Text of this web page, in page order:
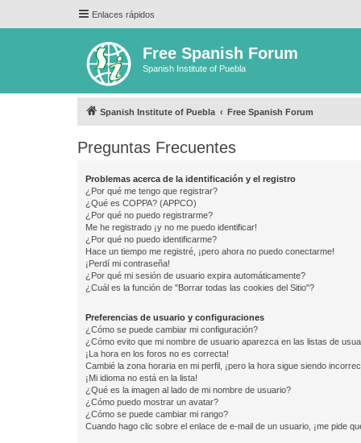
Enlaces rápidos
Free Spanish Forum
Spanish Institute of Puebla
Spanish Institute of Puebla Free Spanish Forum
Preguntas Frecuentes
Problemas acerca de la identificación y el registro
¿Por qué me tengo que registrar?
¿Qué es COPPA? (APPCO)
¿Por qué no puedo registrarme?
Me he registrado ¡y no me puedo identificar!
¿Por qué no puedo identificarme?
Hace un tiempo me registré, ¡pero ahora no puedo conectarme!
¡Perdí mi contraseña!
¿Por qué mi sesión de usuario expira automáticamente?
¿Cuál es la función de "Borrar todas las cookies del Sitio"?
Preferencias de usuario y configuraciones
¿Cómo se puede cambiar mi configuración?
¿Cómo evito que mi nombre de usuario aparezca en las listas de
¡La hora en los foros no es correcta!
Cambié la zona horaria en mi perfil, ¡pero la hora sigue siendo
¡Mi idioma no está en la lista!
¿Qué es la imagen al lado de mi nombre de usuario?
¿Cómo puedo mostrar un avatar?
¿Cómo se puede cambiar mi rango?
Cuando hago clic sobre el enlace de e-mail de un usuario, ¡me pide